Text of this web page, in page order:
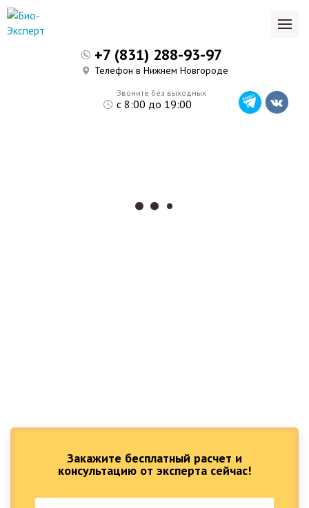
Закажите бесплатный расчет и
консультацию от эксперта сейчас!
Звоните без выходных
с 8:00 до 19:00
+7 (831) 288-93-97
Телефон в Нижнем Новгороде